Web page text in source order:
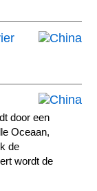
door een
Oceaan,
de
wordt de